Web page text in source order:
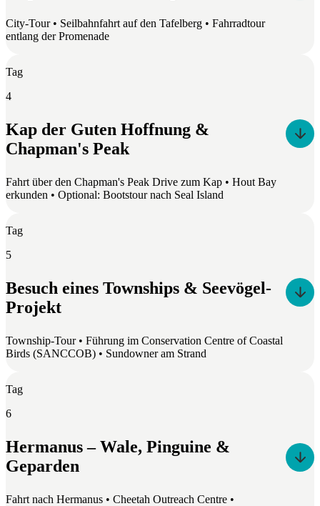
City-Tour • Seilbahnfahrt auf den Tafelberg • Fahrradtour
entlang der Promenade
Tag
4
Kap der Guten Hoffnung &
Chapman's Peak
Fahrt über den Chapman's Peak Drive zum Kap • Hout Bay
erkunden • Optional: Bootstour nach Seal Island
Tag
5
Besuch eines Townships & Seevögel-
Projekt
Township-Tour • Führung im Conservation Centre of Coastal
Birds (SANCCOB) • Sundowner am Strand
Tag
6
Hermanus – Wale, Pinguine &
Geparden
Fahrt nach Hermanus • Cheetah Outreach Centre •